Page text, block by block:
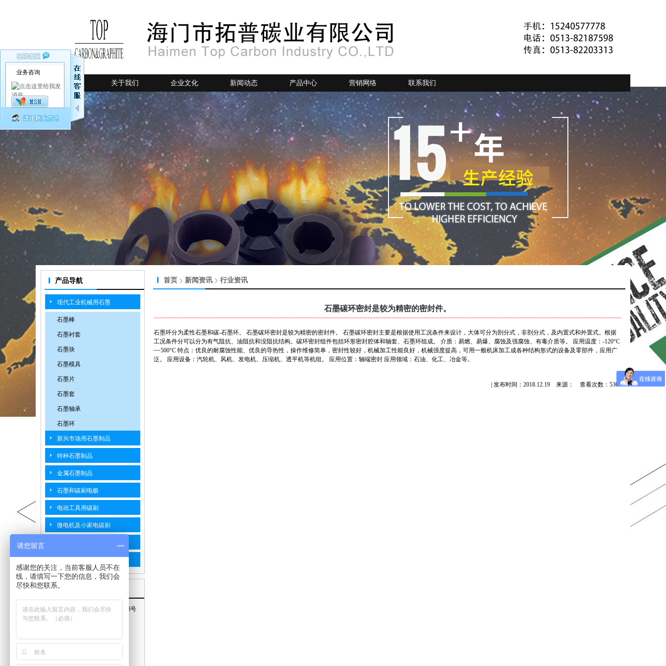
网站首页 关于我们 企业文化 新闻动态 产品中心 营销网络 联系我们
产品导航
现代工业机械用石墨
石墨棒
石墨衬套
石墨块
石墨模具
石墨片
石墨套
石墨轴承
石墨环
新兴市场用石墨制品
特种石墨制品
金属石墨制品
石墨和碳刷电极
电动工具用碳刷
微电机及小家电碳刷
联系我们
地址：江苏省海门市南海路768号
手机：15240577778
电话：0513-82187598
首页 新闻资讯 行业资讯
石墨碳环密封是较为精密的密封件。
石墨环分为柔性石墨和碳-石墨环。 石墨碳环密封是较为精密的密封件。 石墨碳环密封主要是根据使用工况条件来设计，大体可分为剖分式，非剖分式，及内置式和外置式。根据
工况条件分可以分为有气阻抗、油阻抗和没阻抗结构。碳环密封组件包括环形密封腔体和轴套、石墨环组成。 介质：易燃、易爆、腐蚀及强腐蚀、有毒介质等。 应用温度：-120°C
~~500°C 特点：优良的耐腐蚀性能、优良的导热性，操作维修简单，密封性较好，机械加工性能良好，机械强度提高，可用一般机床加工成各种结构形式的设备及零部件，应用广
泛。 应用设备：汽轮机、风机、发电机、压缩机、透平机等机组。 应用位置：轴端密封 应用领域：石油、化工、冶金等。
| 发布时间：2018.12.19 来源： 查看次数：5301
业务咨询
请您留言
感谢您的关注，当前客服人员不在
线，请填写一下您的信息，我们会
尽快和您联系。